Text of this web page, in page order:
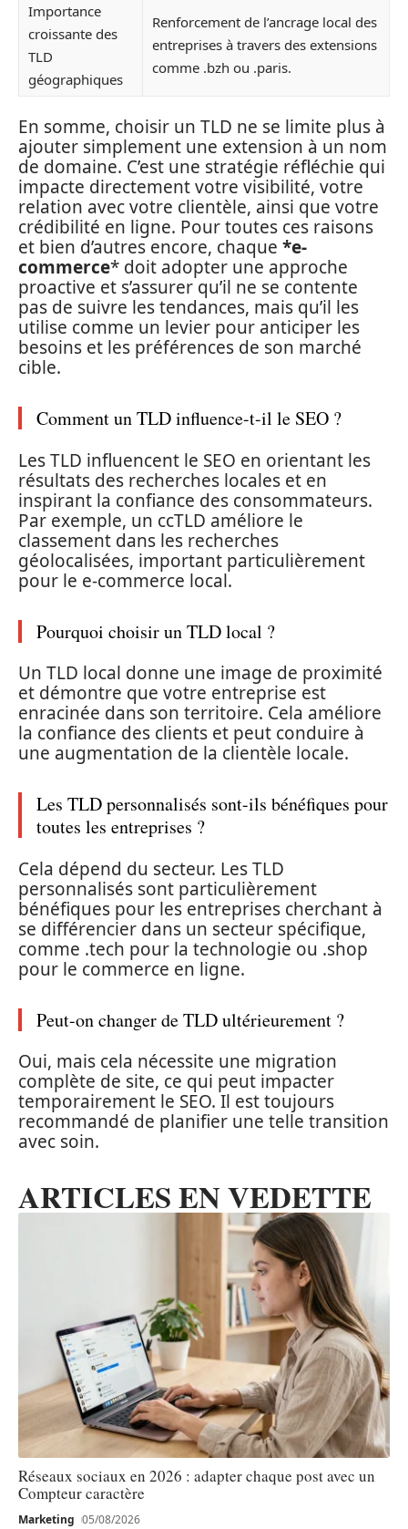
Importance
croissante des
TLD
géographiques
Renforcement de l’ancrage local des
entreprises à travers des extensions
comme .bzh ou .paris.
En somme, choisir un TLD ne se limite plus à
ajouter simplement une extension à un nom
de domaine. C’est une stratégie réfléchie qui
impacte directement votre visibilité, votre
relation avec votre clientèle, ainsi que votre
crédibilité en ligne. Pour toutes ces raisons
et bien d’autres encore, chaque *e-
commerce* doit adopter une approche
proactive et s’assurer qu’il ne se contente
pas de suivre les tendances, mais qu’il les
utilise comme un levier pour anticiper les
besoins et les préférences de son marché
cible.
Comment un TLD influence-t-il le SEO ?
Les TLD influencent le SEO en orientant les
résultats des recherches locales et en
inspirant la confiance des consommateurs.
Par exemple, un ccTLD améliore le
classement dans les recherches
géolocalisées, important particulièrement
pour le e-commerce local.
Pourquoi choisir un TLD local ?
Un TLD local donne une image de proximité
et démontre que votre entreprise est
enracinée dans son territoire. Cela améliore
la confiance des clients et peut conduire à
une augmentation de la clientèle locale.
Les TLD personnalisés sont-ils bénéfiques pour
toutes les entreprises ?
Cela dépend du secteur. Les TLD
personnalisés sont particulièrement
bénéfiques pour les entreprises cherchant à
se différencier dans un secteur spécifique,
comme .tech pour la technologie ou .shop
pour le commerce en ligne.
Peut-on changer de TLD ultérieurement ?
Oui, mais cela nécessite une migration
complète de site, ce qui peut impacter
temporairement le SEO. Il est toujours
recommandé de planifier une telle transition
avec soin.
ARTICLES EN VEDETTE
Réseaux sociaux en 2026 : adapter chaque post avec un
Compteur caractère
Marketing 05/08/2026